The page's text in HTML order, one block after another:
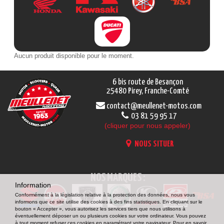
Aucun produit disponible pour le moment.
6 bis route de Besançon
25480 Pirey, Franche-Comté
contact@meullenet-motos.com
03 81 59 95 17
(cliquer pour nous appeler)
NOUS SITUER
NOS MARQUES :
Information
Conformément à la législation relative à la protection des données, nous vous
informons que ce site utilise des cookies à des fins statistiques. En cliquant sur le
bouton « Accepter », vous autorisez les services tiers que nous utilisons à
éventuellement déposer un ou plusieurs cookies sur votre ordinateur. Vous pouvez
à tout moment refuser ces cookies en paramétrant votre navigateur. Pour en savoir